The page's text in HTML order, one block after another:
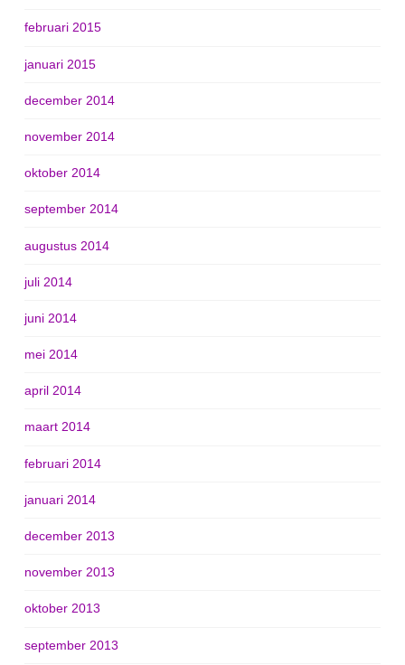
februari 2015
januari 2015
december 2014
november 2014
oktober 2014
september 2014
augustus 2014
juli 2014
juni 2014
mei 2014
april 2014
maart 2014
februari 2014
januari 2014
december 2013
november 2013
oktober 2013
september 2013